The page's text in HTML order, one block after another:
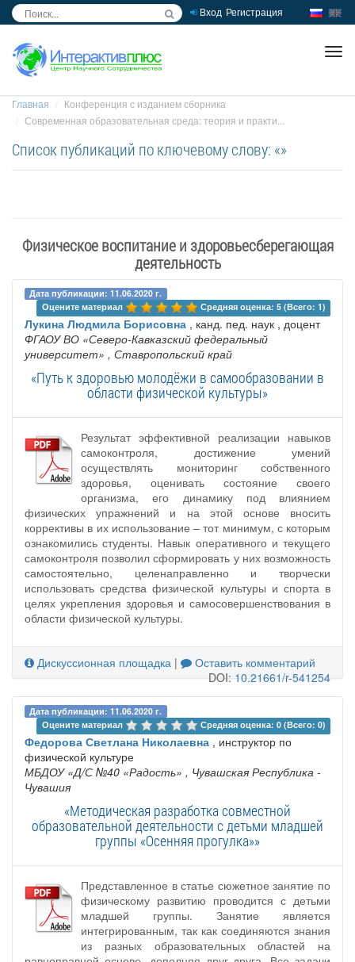
Вход Регистрация
Главная
Конференция с изданием сборника
Современная образовательная среда: теория и практи...
Список публикаций по ключевому слову: «»
Физическое воспитание и здоровьесберегающая
деятельность
Дата публикации: 11.06.2020 г.
Оцените материал
Средняя оценка: 5 (Всего: 1)
Лукина Людмила Борисовна , канд. пед. наук , доцент
ФГАОУ ВО «Северо-Кавказский федеральный
университет» , Ставропольский край
«Путь к здоровью молодёжи в самообразовании в
области физической культуры»
Результат эффективной реализации навыков
самоконтроля, достижение умений
осуществлять мониторинг собственного
здоровья, оценивать состояние своего
организма, его динамику под влиянием
физических упражнений и на этой основе вносить
коррективы в их использование – тот минимум, с которым
ознакомились студенты. Навык оперативного и текущего
самоконтроля позволил сформировать у них возможность
самостоятельно, целенаправленно и творчески
использовать средства физической культуры и спорта в
целях укрепления здоровья и самосовершенствования в
области физической культуры.
Дискуссионная площадка |
Оставить комментарий
DOI:10.21661/r-541254
Дата публикации: 11.06.2020 г.
Оцените материал
Средняя оценка: 0 (Всего: 0)
Федорова Светлана Николаевна , инструктор по
физической культуре
МБДОУ «Д/С №40 «Радость» , Чувашская Республика -
Чувашия
«Методическая разработка совместной
образовательной деятельности с детьми младшей
группы «Осенняя прогулка»»
Представленное в статье сюжетное занятие по
физическому развитию проводится с детьми
младшей группы. Занятие является
интегрированным, так как соединяются знания
из разных образовательных областей на